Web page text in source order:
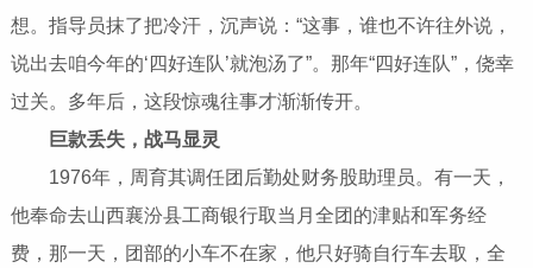
想。指导员抹了把冷汗，沉声说：“这事，谁也不许往外说，
说出去咱今年的‘四好连队’就泡汤了”。那年“四好连队”，侥幸
过关。多年后，这段惊魂往事才渐渐传开。
巨款丢失，战马显灵
1976年，周育其调任团后勤处财务股助理员。有一天，
他奉命去山西襄汾县工商银行取当月全团的津贴和军务经
费，那一天，团部的小车不在家，他只好骑自行车去取，全